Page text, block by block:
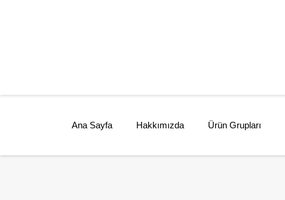
Ana Sayfa Hakkımızda Ürün Grupları